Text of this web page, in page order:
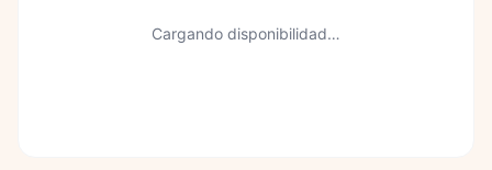
Cargando disponibilidad…